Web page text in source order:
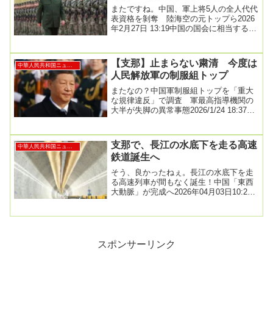
またですね。中国、軍上将5人の全人代代
表資格を剝奪 陸海空の元トップら2026
年2月27日 13:19中国の国会に相当する全
【支那】止まらない粛清 今度は
人民解放軍の制服組トップ
またなの？中国軍制服組トップを「重大
な規律違反」で調査 軍最高指導機関の
大半が失脚の異常事態2026/1/24 18:37中
中華人民共和国ニュース
支那で、長江の水底下を走る高速
鉄道誕生へ
そう、良かったねぇ。長江の水底下を走
る高速列車が間もなく誕生！中国「東西
大動脈」が完成へ2026年04月03日10:29
スポンサーリンク